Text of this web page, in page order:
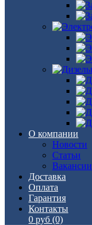
О компании
Новости
Статьи
Вакансии
Доставка
Оплата
Гарантия
Контакты
0 руб (0)